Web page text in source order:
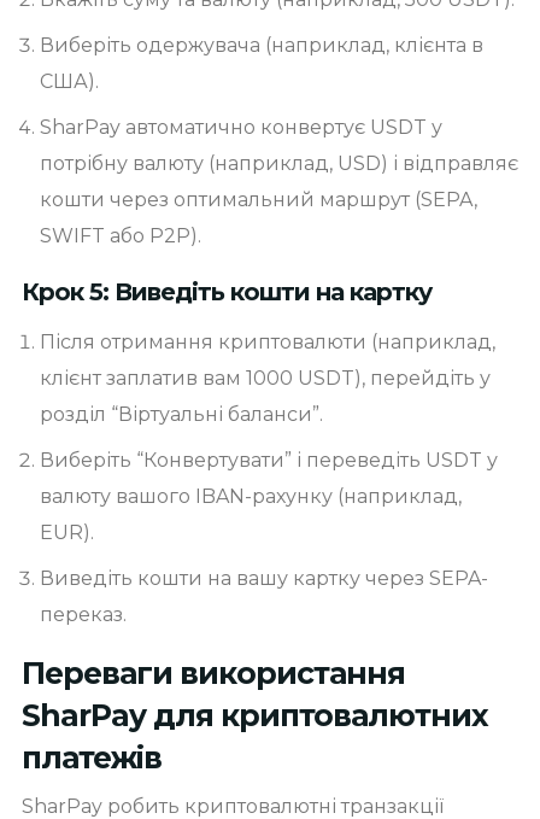
Виберіть одержувача (наприклад, клієнта в
США).
SharPay автоматично конвертує USDT у
потрібну валюту (наприклад, USD) і відправляє
кошти через оптимальний маршрут (SEPA,
SWIFT або P2P).
Крок 5: Виведіть кошти на картку
Після отримання криптовалюти (наприклад,
клієнт заплатив вам 1000 USDT), перейдіть у
розділ “Віртуальні баланси”.
Виберіть “Конвертувати” і переведіть USDT у
валюту вашого IBAN-рахунку (наприклад,
EUR).
Виведіть кошти на вашу картку через SEPA-
переказ.
Переваги використання
SharPay для криптовалютних
платежів
SharPay робить криптовалютні транзакції